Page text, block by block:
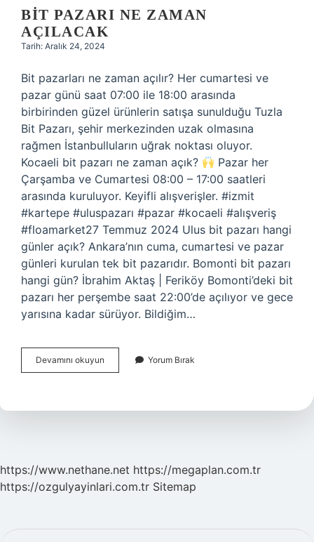
BIT PAZARI NE ZAMAN
AÇILACAK
Tarih: Aralık 24, 2024
Bit pazarları ne zaman açılır? Her cumartesi ve
pazar günü saat 07:00 ile 18:00 arasında
birbirinden güzel ürünlerin satışa sunulduğu Tuzla
Bit Pazarı, şehir merkezinden uzak olmasına
rağmen İstanbulluların uğrak noktası oluyor.
Kocaeli bit pazarı ne zaman açık?
Pazar her
Çarşamba ve Cumartesi 08:00 – 17:00 saatleri
arasında kuruluyor. Keyifli alışverişler. #izmit
#kartepe #uluspazarı #pazar #kocaeli #alışveriş
#floamarket27 Temmuz 2024 Ulus bit pazarı hangi
günler açık? Ankara’nın cuma, cumartesi ve pazar
günleri kurulan tek bit pazarıdır. Bomonti bit pazarı
hangi gün? İbrahim Aktaş | Feriköy Bomonti’deki bit
pazarı her perşembe saat 22:00’de açılıyor ve gece
yarısına kadar sürüyor. Bildiğim…
Devamını okuyun
Pazarı
Açılacak
Yorum Bırak
https://www.nethane.net https://megaplan.com.tr
https://ozgulyayinlari.com.tr Sitemap